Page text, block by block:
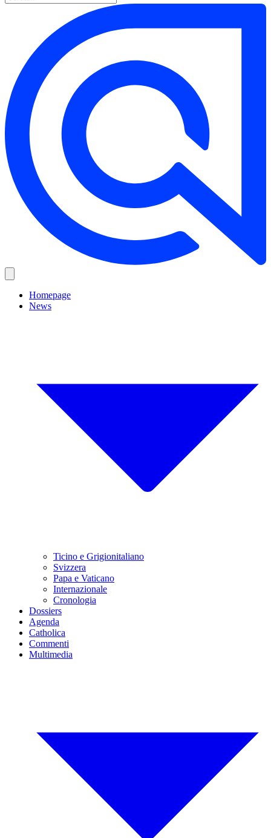
Homepage
News
Ticino e Grigionitaliano
Svizzera
Papa e Vaticano
Internazionale
Cronologia
Dossiers
Agenda
Catholica
Commenti
Multimedia